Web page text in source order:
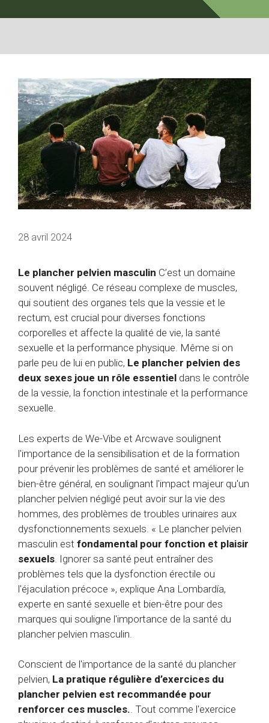
28 avril 2024
Le plancher pelvien masculin C’est un domaine
souvent négligé. Ce réseau complexe de muscles,
qui soutient des organes tels que la vessie et le
rectum, est crucial pour diverses fonctions
corporelles et affecte la qualité de vie, la santé
sexuelle et la performance physique. Même si on
parle peu de lui en public, Le plancher pelvien des
deux sexes joue un rôle essentiel dans le contrôle
de la vessie, la fonction intestinale et la performance
sexuelle.
Les experts de We-Vibe et Arcwave soulignent
l'importance de la sensibilisation et de la formation
pour prévenir les problèmes de santé et améliorer le
bien-être général, en soulignant l'impact majeur qu'un
plancher pelvien négligé peut avoir sur la vie des
hommes, des problèmes de troubles urinaires aux
dysfonctionnements sexuels. « Le plancher pelvien
masculin est fondamental pour fonction et plaisir
sexuels . Ignorer sa santé peut entraîner des
problèmes tels que la dysfonction érectile ou
l'éjaculation précoce », explique Ana Lombardía,
experte en santé sexuelle et bien-être pour des
marques qui souligne l'importance de la santé du
plancher pelvien masculin.
Conscient de l'importance de la santé du plancher
pelvien, La pratique régulière d’exercices du
plancher pelvien est recommandée pour
renforcer ces muscles.. Tout comme l'exercice